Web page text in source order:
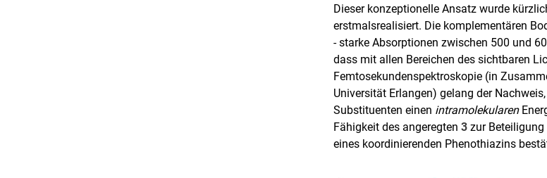
Dieser konzeptionelle Ansatz wurde
erstmalsrealisiert. Die komplementären
- starke Absorptionen zwischen 500 und
dass mit allen Bereichen des sichtbaren
Femtosekundenspektroskopie (in
Universität Erlangen) gelang der
Substituenten einen intramolekularen
Fähigkeit des angeregten3 zur Beteiligung
eines koordinierenden Phenothiazins